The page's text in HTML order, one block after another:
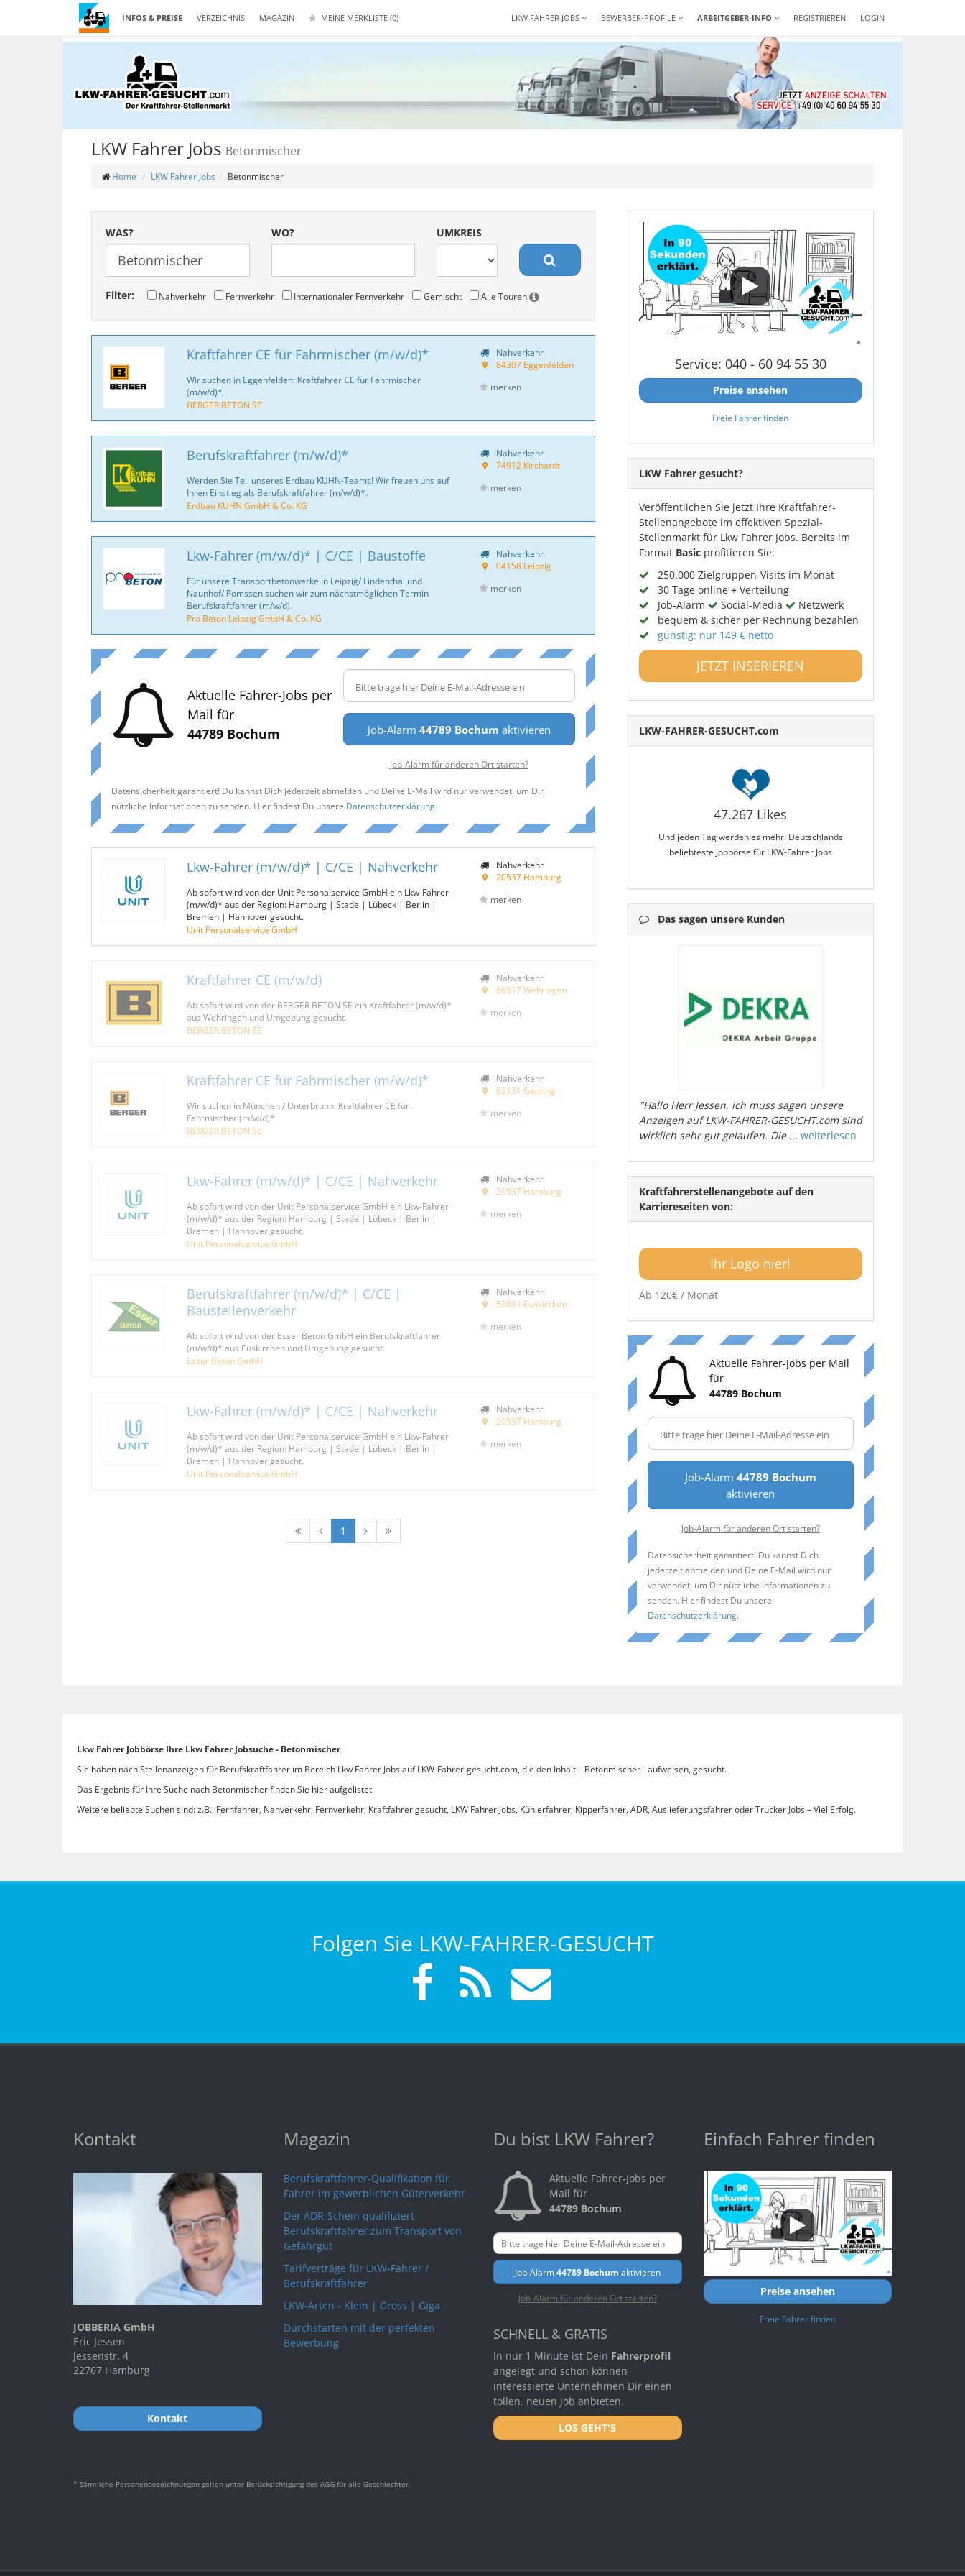
INFOS & PREISE VERZEICHNIS MAGAZIN MEINE MERKLISTE (0) REGISTRIEREN LOGIN
LKW FAHRER JOBS BEWERBER-PROFILE ARBEITGEBER-INFO
LKW Fahrer Jobs Betonmischer
Home LKW Fahrer Jobs Betonmischer
WAS? WO? UMKREIS
Filter: Nahverkehr Fernverkehr Internationaler Fernverkehr Gemischt Alle Touren
Kraftfahrer CE für Fahrmischer (m/w/d)*
Wir suchen in Eggenfelden: Kraftfahrer CE für Fahrmischer
(m/w/d)*
BERGER BETON SE
Nahverkehr
84307 Eggenfelden
merken
Berufskraftfahrer (m/w/d)*
Werden Sie Teil unseres Erdbau KUHN-Teams! Wir freuen uns auf
Ihren Einstieg als Berufskraftfahrer (m/w/d)*.
Erdbau KUHN GmbH & Co. KG
Nahverkehr
74912 Kirchardt
merken
Lkw-Fahrer (m/w/d)* | C/CE | Baustoffe
Für unsere Transportbetonwerke in Leipzig/ Lindenthal und
Naunhof/ Pomssen suchen wir zum nächstmöglichen Termin
Berufskraftfahrer (m/w/d).
Pro Beton Leipzig GmbH & Co. KG
Nahverkehr
04158 Leipzig
merken
Aktuelle Fahrer-Jobs per
Mail für
44789 Bochum
Job-Alarm 44789 Bochum aktivieren
Job-Alarm für anderen Ort starten?
Datensicherheit garantiert! Du kannst Dich jederzeit abmelden und Deine E-Mail wird nur verwendet, um Dir
nützliche Informationen zu senden. Hier findest Du unsere Datenschutzerklärung.
Lkw-Fahrer (m/w/d)* | C/CE | Nahverkehr
Ab sofort wird von der Unit Personalservice GmbH ein Lkw-Fahrer
(m/w/d)* aus der Region: Hamburg | Stade | Lübeck | Berlin |
Bremen | Hannover gesucht.
Unit Personalservice GmbH
Nahverkehr
20537 Hamburg
merken
Kraftfahrer CE (m/w/d)
Ab sofort wird von der BERGER BETON SE ein Kraftfahrer (m/w/d)*
aus Wehringen und Umgebung gesucht.
BERGER BETON SE
Nahverkehr
86517 Wehringen
merken
Kraftfahrer CE für Fahrmischer (m/w/d)*
Wir suchen in München / Unterbrunn: Kraftfahrer CE für
Fahrmischer (m/w/d)*
BERGER BETON SE
Nahverkehr
82131 Gauting
merken
Lkw-Fahrer (m/w/d)* | C/CE | Nahverkehr
Ab sofort wird von der Unit Personalservice GmbH ein Lkw-Fahrer
(m/w/d)* aus der Region: Hamburg | Stade | Lübeck | Berlin |
Bremen | Hannover gesucht.
Unit Personalservice GmbH
Nahverkehr
20537 Hamburg
merken
Berufskraftfahrer (m/w/d)* | C/CE |
Baustellenverkehr
Ab sofort wird von der Esser Beton GmbH ein Berufskraftfahrer
(m/w/d)* aus Euskirchen und Umgebung gesucht.
Esser Beton GmbH
Nahverkehr
53881 Euskirchen
merken
Lkw-Fahrer (m/w/d)* | C/CE | Nahverkehr
Ab sofort wird von der Unit Personalservice GmbH ein Lkw-Fahrer
(m/w/d)* aus der Region: Hamburg | Stade | Lübeck | Berlin |
Bremen | Hannover gesucht.
Unit Personalservice GmbH
Nahverkehr
20537 Hamburg
merken
1
Service: 040 - 60 94 55 30
Preise ansehen
Freie Fahrer finden
LKW Fahrer gesucht?
Veröffentlichen Sie jetzt Ihre Kraftfahrer-
Stellenangebote im effektiven Spezial-
Stellenmarkt für Lkw Fahrer Jobs. Bereits im
Format Basicprofitieren Sie:
250.000 Zielgruppen-Visits im Monat
30 Tage online + Verteilung
Job-Alarm
Social-Media
Netzwerk
bequem & sicher per Rechnung bezahlen
günstig: nur 149 € netto
JETZT INSERIEREN
LKW-FAHRER-GESUCHT.com
47.267 Likes
Und jeden Tag werden es mehr. Deutschlands
beliebteste Jobbörse für LKW-Fahrer Jobs
Das sagen unsere Kunden
"Hallo Herr Jessen, ich muss sagen unsere
Anzeigen auf LKW-FAHRER-GESUCHT.com sind
wirklich sehr gut gelaufen. Die... weiterlesen
Kraftfahrerstellenangebote auf den
Karriereseiten von:
Ihr Logo hier!
Ab 120€ / Monat
Aktuelle Fahrer-Jobs per Mail
für
44789 Bochum
Job-Alarm 44789 Bochum
aktivieren
Job-Alarm für anderen Ort starten?
Datensicherheit garantiert! Du kannst Dich
jederzeit abmelden und Deine E-Mail wird nur
verwendet, um Dir nützliche Informationen zu
senden. Hier findest Du unsere
Datenschutzerklärung.
Lkw Fahrer Jobbörse Ihre Lkw Fahrer Jobsuche - Betonmischer
Sie haben nach Stellenanzeigen für Berufskraftfahrer im Bereich Lkw Fahrer Jobs auf LKW-Fahrer-gesucht.com, die den Inhalt – Betonmischer - aufweisen, gesucht.
Das Ergebnis für Ihre Suche nach Betonmischer finden Sie hier aufgelistet.
Weitere beliebte Suchen sind: z.B.: Fernfahrer, Nahverkehr, Fernverkehr, Kraftfahrer gesucht, LKW Fahrer Jobs, Kühlerfahrer, Kipperfahrer, ADR, Auslieferungsfahrer oder Trucker Jobs – Viel Erfolg.
Folgen Sie LKW-FAHRER-GESUCHT
Kontakt
JOBBERIA GmbH
Eric Jessen
Jessenstr. 4
22767 Hamburg
Kontakt
Magazin
Berufskraftfahrer-Qualifikation für
Fahrer im gewerblichen Güterverkehr
Der ADR-Schein qualifiziert
Berufskraftfahrer zum Transport von
Gefahrgut
Tarifverträge für LKW-Fahrer /
Berufskraftfahrer
LKW-Arten - Klein | Gross | Giga
Durchstarten mit der perfekten
Bewerbung
Du bist LKW Fahrer?
Aktuelle Fahrer-Jobs per
Mail für
44789 Bochum
Job-Alarm44789 Bochum aktivieren
Job-Alarm für anderen Ort starten?
SCHNELL & GRATIS
In nur 1 Minute ist Dein Fahrerprofil
angelegt und schon können
interessierte Unternehmen Dir einen
tollen, neuen Job anbieten.
LOS GEHT'S
Einfach Fahrer finden
Preise ansehen
Freie Fahrer finden
* Sämtliche Personenbezeichnungen gelten unter Berücksichtigung des AGG für alle Geschlechter.